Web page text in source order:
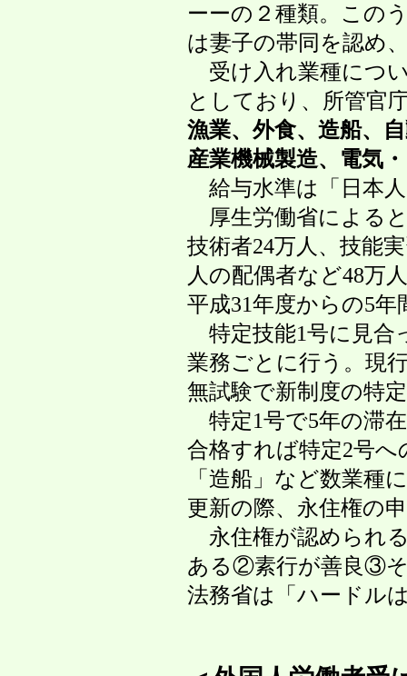
ーーの２種類。このう
は妻子の帯同を認め、
受け入れ業種について
としており、所管官庁
漁業、外食、造船、自
産業機械製造、電気・
給与水準は「日本人と
厚生労働省によると、
技術者24万人、技能実
人の配偶者など48万人
平成31年度からの5年
特定技能1号に見合っ
業務ごとに行う。現行
無試験で新制度の特定
特定1号で5年の滞在期
合格すれば特定2号へ
「造船」など数業種に
更新の際、永住権の申
永住権が認められる
ある②素行が善良③その
法務省は「ハードルは